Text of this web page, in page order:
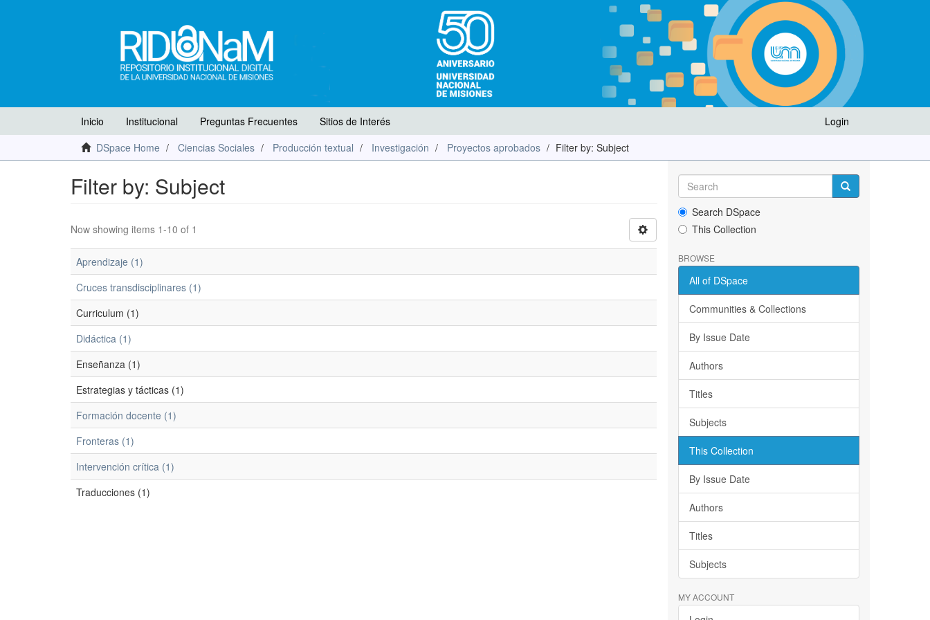
Login
Inicio Institucional Preguntas Frecuentes
Sitios de Interés
DSpace Home
Ciencias Sociales Producción textual Investigación Proyectos aprobados Filter by: Subject
Filter by: Subject
Now showing items 1-10 of 1
Aprendizaje (1)
Cruces transdisciplinares (1)
Curriculum (1)
Didáctica (1)
Enseñanza (1)
Estrategias y tácticas (1)
Formación docente (1)
Fronteras (1)
Intervención crítica (1)
Traducciones (1)
Search DSpace
This Collection
BROWSE
All of DSpace
Communities & Collections
By Issue Date
Authors
Titles
Subjects
This Collection
By Issue Date
Authors
Titles
Subjects
MY ACCOUNT